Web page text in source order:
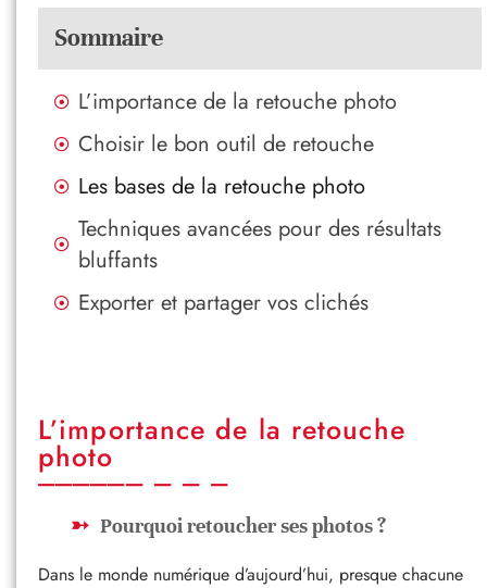
Sommaire
L’importance de la retouche photo
Choisir le bon outil de retouche
Les bases de la retouche photo
Techniques avancées pour des résultats
bluffants
Exporter et partager vos clichés
L’importance de la retouche
photo
Pourquoi retoucher ses photos ?
Dans le monde numérique d’aujourd’hui, presque chacune